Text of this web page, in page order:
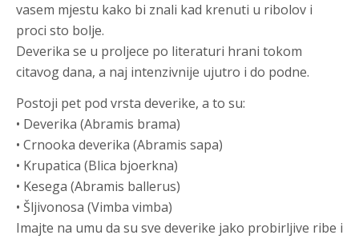
vasem mjestu kako bi znali kad krenuti u ribolov i
proci sto bolje.
Deverika se u proljece po literaturi hrani tokom
citavog dana, a naj intenzivnije ujutro i do podne.
Postoji pet pod vrsta deverike, a to su:
• Deverika (Abramis brama)
• Crnooka deverika (Abramis sapa)
• Krupatica (Blica bjoerkna)
• Kesega (Abramis ballerus)
• Šljivonosa (Vimba vimba)
Imajte na umu da su sve deverike jako probirljive ribe i